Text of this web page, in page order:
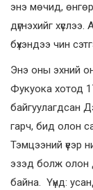
энэ мөчид,
дүгнэхийг
бүхэндээ чин
Энэ оны эхний
Фукуока хотод
байгуулагдсан
гарч, бид олон
Тэмцээний үеэр
эзэд болж олон
байна. Үүнд: